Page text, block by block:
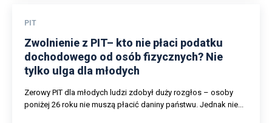
PIT
Zwolnienie z PIT– kto nie płaci podatku
dochodowego od osób fizycznych? Nie
tylko ulga dla młodych
Zerowy PIT dla młodych ludzi zdobył duży rozgłos – osoby
poniżej 26 roku nie muszą płacić daniny państwu. Jednak nie...